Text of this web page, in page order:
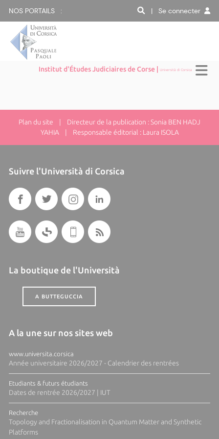
NOS PORTAILS : | Se connecter
Institut d'Études Judiciaires de Corse |Università di Corsica
Plan du site | Directeur de la publication : Sonia BEN HADJ
YAHIA | Responsable éditorial : Laura ISOLA
Suivre l'Università di Corsica
La boutique de l'Università
A BUTTEGUCCIA
A la une sur nos sites web
www.universita.corsica
Année universitaire 2026/2027 - Calendrier des rentrées
Etudiants & futurs étudiants
Dates de rentrée 2026/2027 | IUT
Recherche
Topology and Fractionalisation in Quantum Matter and Synthetic
Platforms